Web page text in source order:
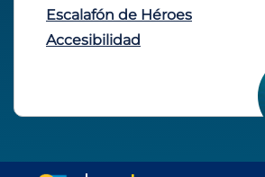
Escalafón de Héroes
Accesibilidad